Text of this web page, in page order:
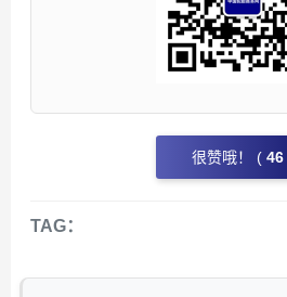
很赞哦！ ( 46
TAG：